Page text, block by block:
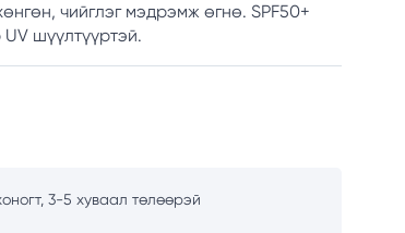
чийглэг мэдрэмж өгнө. SPF50+
шүүлтүүртэй.
3-5 хуваал төлөөрэй